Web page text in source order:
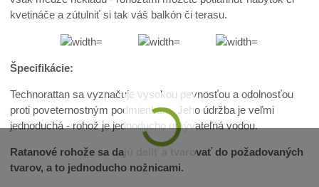
kvetináče a zútulniť si tak váš balkón či terasu.
Špecifikácie:
Technorattan sa vyznačuje vysokou pevnosťou a odolnosťou
proti poveternostným podmienkam. Jeho údržba je veľmi
jednoduchá - rohož je jednoducho umývateľná vodou.
Ratanové rohože sa dajú deliť a tvarovať do požadovaných
tvarov, a to jednoducho nožnicami.